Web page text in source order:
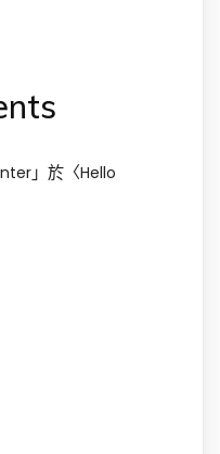
」於〈Hello